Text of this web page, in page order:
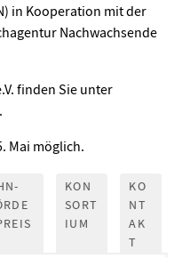
in Kooperation mit der
Nachwachsende
finden Sie unter
.
Mai möglich.
KON
SORT
IUM
KO
NT
AK
T